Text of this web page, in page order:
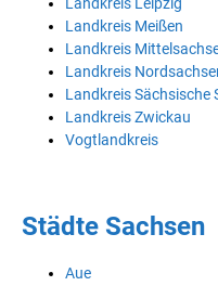
Landkreis Leipzig
Landkreis Meißen
Landkreis
Landkreis
Landkreis Sächsische
Landkreis Zwickau
Vogtlandkreis
Städte Sachsen
Aue